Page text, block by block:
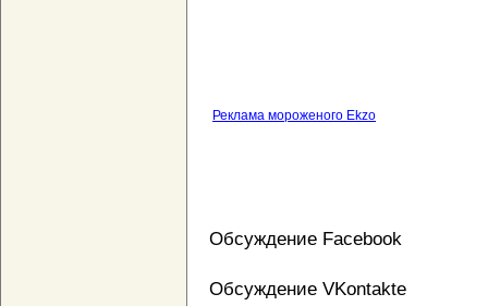
Реклама мороженого Ekzo
Обсуждение Facebook
Обсуждение VKontakte